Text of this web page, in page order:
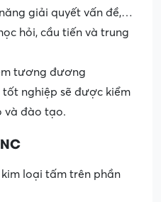
giải quyết vấn đề,…
hỏi, cầu tiến và trung
tương đương
nghiệp sẽ được kiểm
và đào tạo.
loại tấm trên phần